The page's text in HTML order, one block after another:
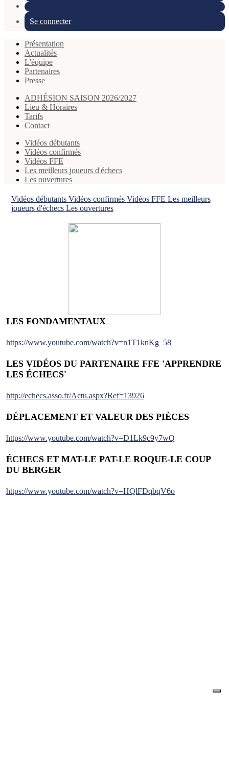
Se connecter
Présentation
Actualités
L'équipe
Partenaires
Presse
ADHÉSION SAISON 2026/2027
Lieu & Horaires
Tarifs
Contact
Vidéos débutants
Vidéos confirmés
Vidéos FFE
Les meilleurs joueurs d'échecs
Les ouvertures
Vidéos débutants Vidéos confirmés Vidéos FFE Les meilleurs
joueurs d'échecs Les ouvertures
LES FONDAMENTAUX
https://www.youtube.com/watch?v=n1T1knKg_58
LES VIDÉOS DU PARTENAIRE FFE 'APPRENDRE
LES ÉCHECS'
http://echecs.asso.fr/Actu.aspx?Ref=13926
DÉPLACEMENT ET VALEUR DES PIÈCES
https://www.youtube.com/watch?v=D1Lk9c9y7wQ
ÉCHECS ET MAT-LE PAT-LE ROQUE-LE COUP
DU BERGER
https://www.youtube.com/watch?v=HQlFDqbqV6o